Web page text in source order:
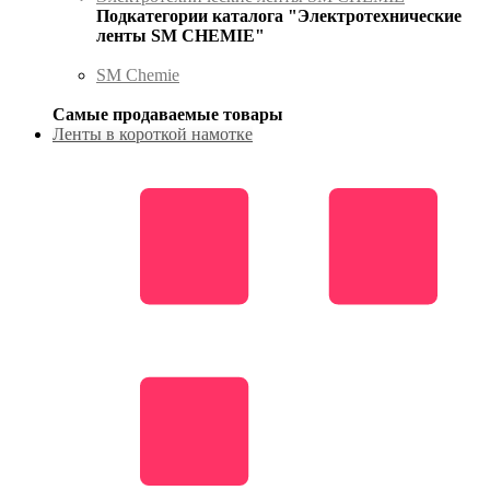
Подкатегории каталога "Электротехнические
ленты SM CHEMIE"
SM Chemie
Самые продаваемые товары
Ленты в короткой намотке